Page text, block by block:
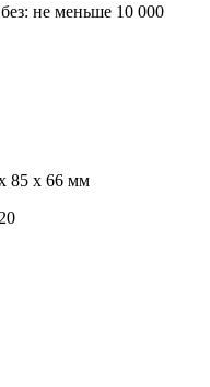
не меньше 10 000
85 х 66 мм